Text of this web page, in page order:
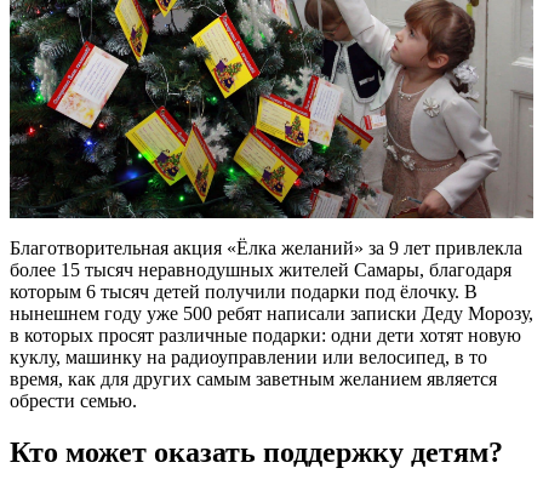
Благотворительная акция «Ёлка желаний» за 9 лет привлекла
более 15 тысяч неравнодушных жителей Самары, благодаря
которым 6 тысяч детей получили подарки под ёлочку. В
нынешнем году уже 500 ребят написали записки Деду Морозу,
в которых просят различные подарки: одни дети хотят новую
куклу, машинку на радиоуправлении или велосипед, в то
время, как для других самым заветным желанием является
обрести семью.
Кто может оказать поддержку детям?